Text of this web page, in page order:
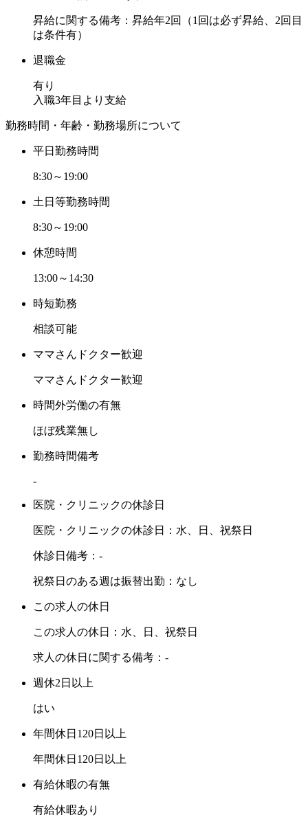
昇給に関する備考：昇給年2回（1回は必ず昇給、2回目
は条件有）
退職金
有り
入職3年目より支給
勤務時間・年齢・勤務場所について
平日勤務時間
8:30～19:00
土日等勤務時間
8:30～19:00
休憩時間
13:00～14:30
時短勤務
相談可能
ママさんドクター歓迎
ママさんドクター歓迎
時間外労働の有無
ほぼ残業無し
勤務時間備考
-
医院・クリニックの休診日
医院・クリニックの休診日：水、日、祝祭日
休診日備考：-
祝祭日のある週は振替出勤：なし
この求人の休日
この求人の休日：水、日、祝祭日
求人の休日に関する備考：-
週休2日以上
はい
年間休日120日以上
年間休日120日以上
有給休暇の有無
有給休暇あり